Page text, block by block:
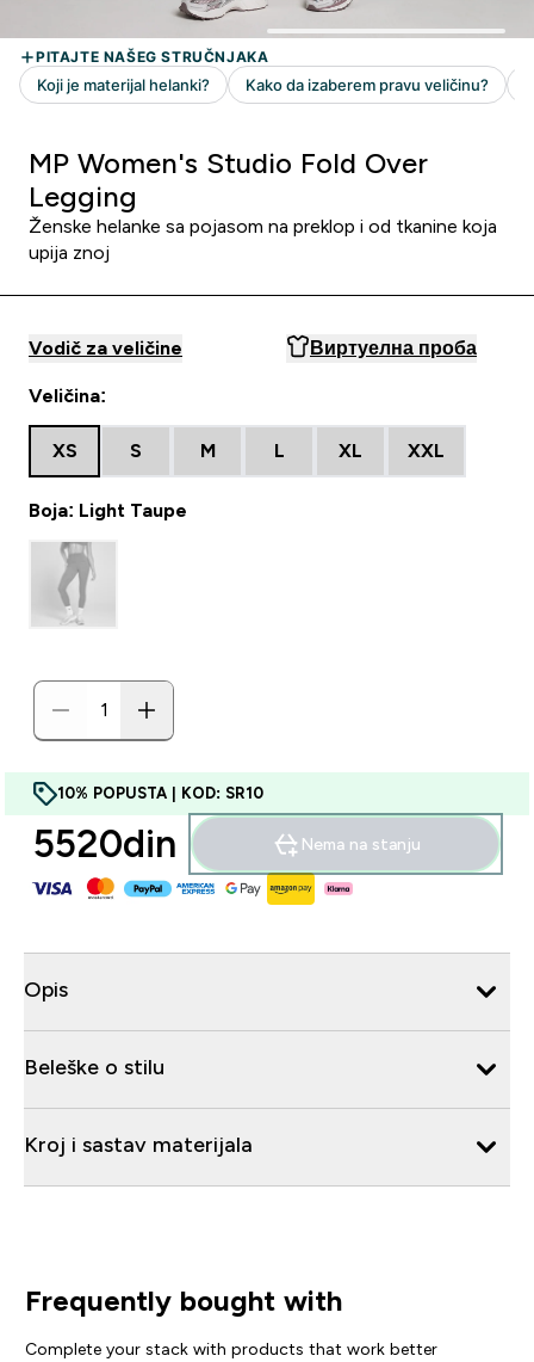
MP Women's Studio Fold Over
Legging
Ženske helanke sa pojasom na preklop i od tkanine koja
upija znoj
Vodič za veličine Виртуелна проба
Veličina:
XS S M L XL XXL
Boja: Light Taupe
10% POPUSTA | KOD: SR10
5520din‎ Nema na stanju
Opis
Beleške o stilu
Kroj i sastav materijala
Frequently bought with
Complete your stack with products that work better